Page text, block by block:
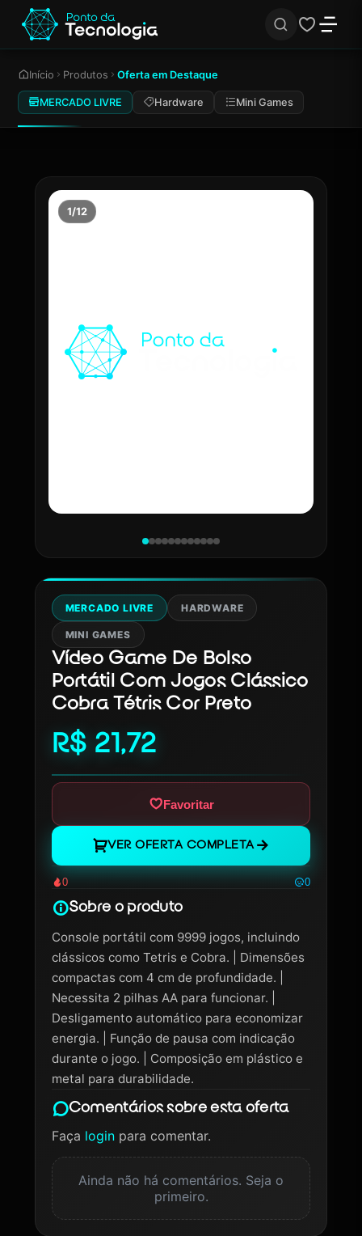
Início Produtos Oferta em Destaque
MERCADO LIVRE Hardware Mini Games
1/12
MERCADO LIVRE HARDWARE
MINI GAMES
Vídeo Game De Bolso
Portátil Com Jogos Clássico
Cobra Tétris Cor Preto
R$ 21,72
Favoritar
VER OFERTA COMPLETA
0 0
Sobre o produto
Console portátil com 9999 jogos, incluindo
clássicos como Tetris e Cobra. | Dimensões
compactas com 4 cm de profundidade. |
Necessita 2 pilhas AA para funcionar. |
Desligamento automático para economizar
energia. | Função de pausa com indicação
durante o jogo. | Composição em plástico e
metal para durabilidade.
Comentários sobre esta oferta
Faça loginpara comentar.
Ainda não há comentários. Seja o
primeiro.